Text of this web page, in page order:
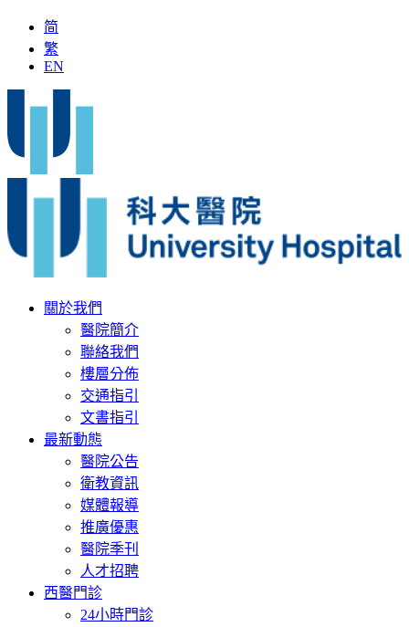
简
繁
EN
關於我們
醫院簡介
聯絡我們
樓層分佈
交通指引
文書指引
最新動態
醫院公告
衛教資訊
媒體報導
推廣優惠
醫院季刊
人才招聘
西醫門診
24小時門診